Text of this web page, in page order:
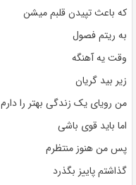
که باعث تپیدن قلبم میشن
به ریتم فصول
وقت یه آهنگه
زیر بید گریان
من رویای یک زندگی بهتر را دارم
اما باید قوی باشی
پس من هنوز منتظرم
گذاشتم پاییز بگذرد